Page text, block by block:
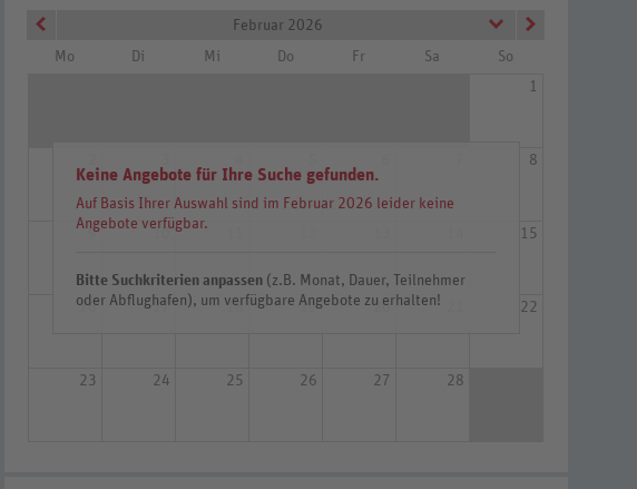
Keine Angebote für Ihre Suche gefunden.
Auf Basis Ihrer Auswahl sind im Februar 2026 leider keine
Angebote verfügbar.
Bitte Suchkriterien anpassen (z.B. Monat, Dauer, Teilnehmer
oder Abflughafen), um verfügbare Angebote zu erhalten!
Februar 2026
Mo
Di Mi Do Fr Sa
So
1
8
9 15
16 17 18 19 20 22
23 24 25 26 27 28